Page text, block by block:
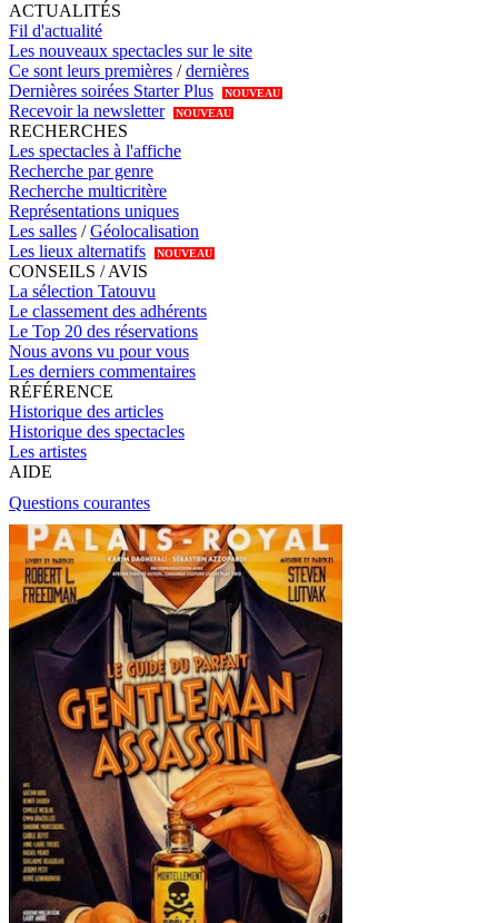
ACTUALITÉS
Fil d'actualité
Les nouveaux spectacles sur le site
Ce sont leurs premières /dernières
Dernières soirées Starter Plus
NOUVEAU
Recevoir la newsletter NOUVEAU
RECHERCHES
Les spectacles à l'affiche
Recherche par genre
Recherche multicritère
Représentations uniques
Les salles /Géolocalisation
Les lieux alternatifs
NOUVEAU
CONSEILS / AVIS
La sélection Tatouvu
Le classement des adhérents
Le Top 20 des réservations
Nous avons vu pour vous
Les derniers commentaires
RÉFÉRENCE
Historique des articles
Historique des spectacles
Les artistes
AIDE
Questions courantes